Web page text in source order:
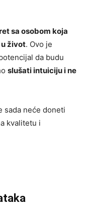
sa osobom koja
život. Ovo je
da budu
slušati intuiciju i ne
sada neće doneti
kvalitetu i